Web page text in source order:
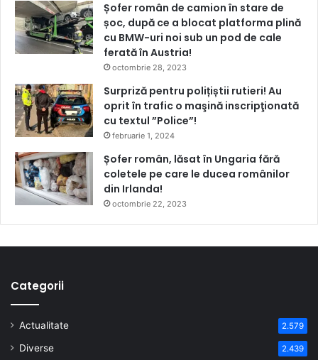
Șofer român de camion în stare de
șoc, după ce a blocat platforma plină
cu BMW-uri noi sub un pod de cale
ferată în Austria!
octombrie 28, 2023
Surpriză pentru polițiștii rutieri! Au
oprit în trafic o maşină inscripţionată
cu textul ”Police”!
februarie 1, 2024
Șofer român, lăsat în Ungaria fără
coletele pe care le ducea românilor
din Irlanda!
octombrie 22, 2023
Categorii
Actualitate 2.579
Diverse 2.439